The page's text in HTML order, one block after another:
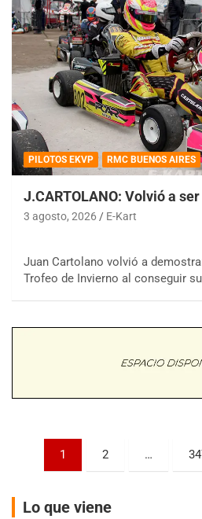
PILOTOS EKVP RMC BUENOS AIRES
J.CARTOLANO: Volvió a
3 agosto, 2026 E-Kart
Juan Cartolano volvió a
Trofeo de Invierno al conseguir
Paginación
entradas
1 2 …
Lo que viene
08/09-AGO
IAME SERIES ARGENTINA 6
Ramiro Tot (Asfalto)
Ciudad de Trenque Lauquen (Asfalto)